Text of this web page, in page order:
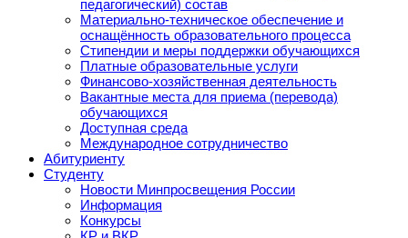
педагогический) состав
Материально-техническое обеспечение и
оснащённость образовательного процесса
Стипендии и меры поддержки обучающихся
Платные образовательные услуги
Финансово-хозяйственная деятельность
Вакантные места для приема (перевода)
обучающихся
Доступная среда
Международное сотрудничество
Абитуриенту
Студенту
Новости Минпросвещения России
Информация
Конкурсы